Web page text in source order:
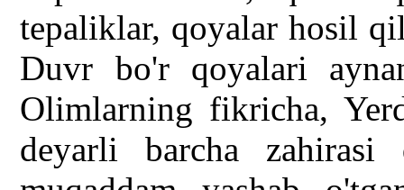
tepaliklar, qoyalar hosil
Duvr bo'r qoyalari
Olimlarning fikricha,
deyarli barcha